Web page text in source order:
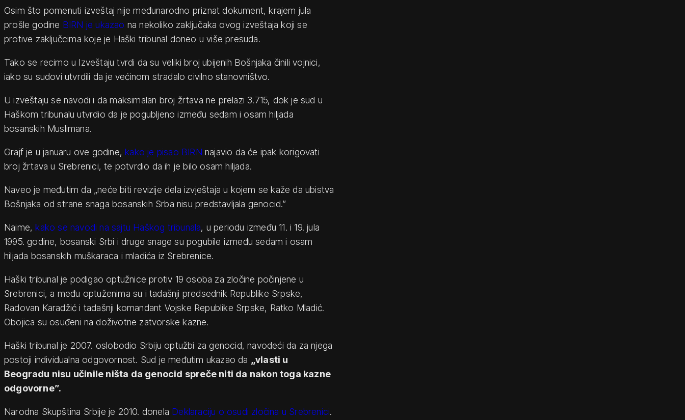
Osim što pomenuti izveštaj nije međunarodno priznat dokument, krajem jula
prošle godine BIRN je ukazao na nekoliko zaključaka ovog izveštaja koji se
protive zaključcima koje je Haški tribunal doneo u više presuda.
Tako se recimo u Izveštaju tvrdi da su veliki broj ubijenih Bošnjaka činili vojnici,
iako su sudovi utvrdili da je većinom stradalo civilno stanovništvo.
U izveštaju se navodi i da maksimalan broj žrtava ne prelazi 3.715, dok je sud u
Haškom tribunalu utvrdio da je pogubljeno između sedam i osam hiljada
bosanskih Muslimana.
Grajf je u januaru ove godine,kako je pisao BIRN najavio da će ipak korigovati
broj žrtava u Srebrenici, te potvrdio da ih je bilo osam hiljada.
Naveo je međutim da „neće biti revizije dela izvještaja u kojem se kaže da ubistva
Bošnjaka od strane snaga bosanskih Srba nisu predstavljala genocid.”
Naime,kako se navodi na sajtu Haškog tribunala, u periodu između 11. i 19. jula
1995. godine, bosanski Srbi i druge snage su pogubile između sedam i osam
hiljada bosanskih muškaraca i mladića iz Srebrenice.
Haški tribunal je podigao optužnice protiv 19 osoba za zločine počinjene u
Srebrenici, a među optuženima su i tadašnji predsednik Republike Srpske,
Radovan Karadžić i tadašnji komandant Vojske Republike Srpske, Ratko Mladić.
Obojica su osuđeni na doživotne zatvorske kazne.
Haški tribunal je 2007. oslobodio Srbiju optužbi za genocid, navodeći da za njega
postoji individualna odgovornost. Sud je međutim ukazao da „vlasti u
Beogradu nisu učinile ništa da genocid spreče niti da nakon toga kazne
odgovorne”.
Narodna Skupština Srbije je 2010. donela Deklaraciju o osudi zločina u Srebrenici.